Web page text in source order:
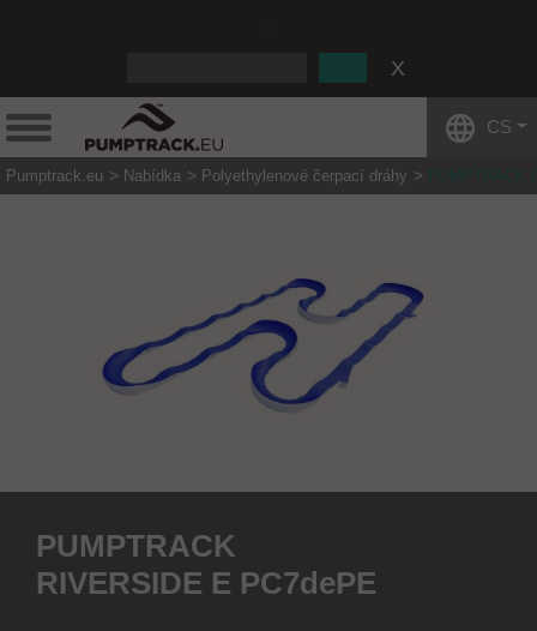
CS
Pumptrack.eu Nabídka Polyethylenové čerpací dráhy PUMPTRACK
PUMPTRACK
RIVERSIDE E PC7dePE